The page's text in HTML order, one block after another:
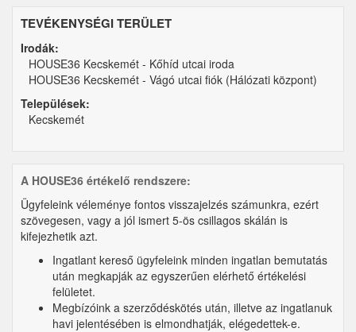
TEVÉKENYSÉGI TERÜLET
Irodák:
HOUSE36 Kecskemét - Kőhíd utcai iroda
HOUSE36 Kecskemét - Vágó utcai fiók (Hálózati központ)
Települések:
Kecskemét
A HOUSE36 értékelő rendszere:
Ügyfeleink véleménye fontos visszajelzés számunkra, ezért
szövegesen, vagy a jól ismert 5-ös csillagos skálán is
kifejezhetik azt.
Ingatlant kereső ügyfeleink minden ingatlan bemutatás
után megkapják az egyszerűen elérhető értékelési
felületet.
Megbízóink a szerződéskötés után, illetve az ingatlanuk
havi jelentésében is elmondhatják, elégedettek-e.